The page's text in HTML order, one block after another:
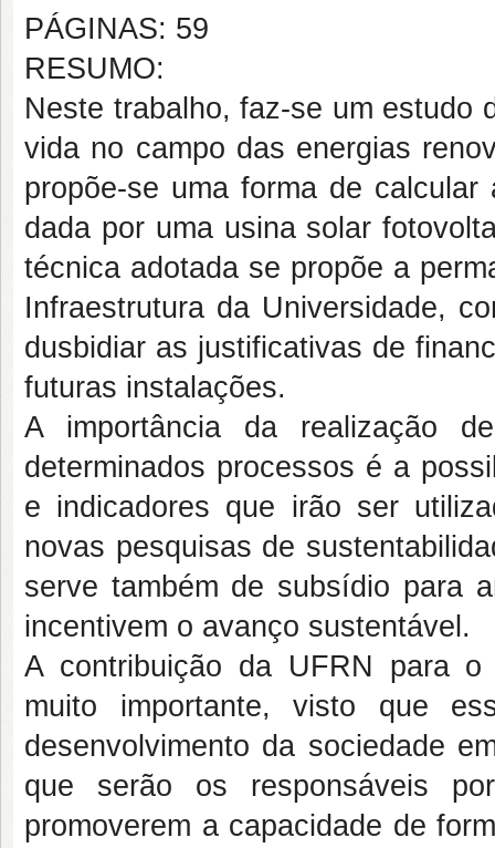
PÁGINAS: 59
RESUMO:
Neste trabalho, faz-se um estudo
vida no campo das energias
propõe-se uma forma de
dada por uma usina solar
técnica adotada se propõe a
Infraestrutura da Universidade,
dusbidiar as justificativas de
futuras instalações.
A importância da realização
determinados processos é a
e indicadores que irão ser
novas pesquisas de
serve também de subsídio para
incentivem o avanço sustentável.
A contribuição da UFRN para o
muito importante, visto que
desenvolvimento da sociedade
que serão os responsáveis
promoverem a capacidade de